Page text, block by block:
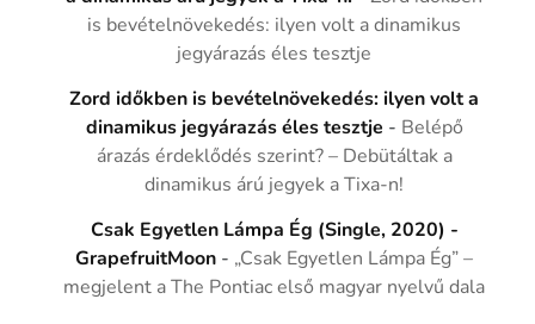
is bevételnövekedés: ilyen volt a dinamikus
jegyárazás éles tesztje
Zord időkben is bevételnövekedés: ilyen volt a
dinamikus jegyárazás éles tesztje - Belépő
árazás érdeklődés szerint? – Debütáltak a
dinamikus árú jegyek a Tixa-n!
Csak Egyetlen Lámpa Ég (Single, 2020) -
GrapefruitMoon - „Csak Egyetlen Lámpa Ég” –
megjelent a The Pontiac első magyar nyelvű dala